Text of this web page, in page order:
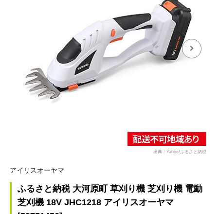
出典：Yahoo!ふるさと納税
アイリスオーヤマ
ふるさと納税 大河原町 草刈り機 芝刈り機 電動
芝刈機 18V JHC1218 アイリスオーヤマ